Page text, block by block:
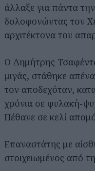
άλλαξε για πάντα
δολοφονώντας τον
αρχιτέκτονα του
Ο Δημήτρης
μιγάς, στάθηκε
τον αποδεχόταν,
χρόνια σε φυλακή-
Πέθανε σε κελί
Επαναστάτης με
στοιχειωμένος από